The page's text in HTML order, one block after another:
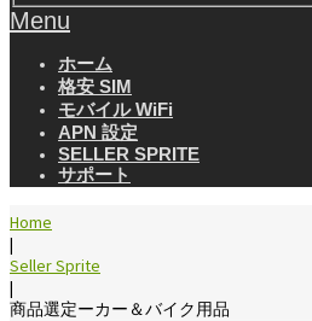
Menu
ホーム
格安 SIM
モバイル WiFi
APN 設定
SELLER SPRITE
サポート
Home
|
Seller Sprite
|
商品選定ーカー＆バイク用品